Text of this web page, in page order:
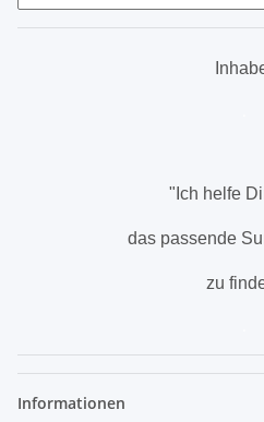
"Ich helfe
das passende
zu
Informationen